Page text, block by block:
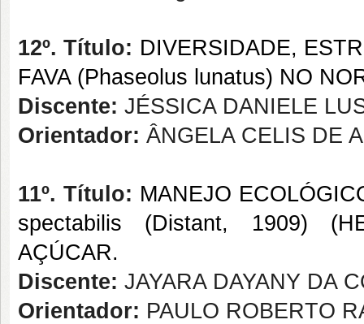
12º. Título: DIVERSIDADE,
FAVA (Phaseolus lunatus) NO
Discente: JÉSSICA DANIELE
Orientador: ÂNGELA CELIS DE
11º. Título: MANEJO
spectabilis (Distant, 1909)
AÇÚCAR.
Discente: JAYARA DAYANY DA
Orientador: PAULO ROBERTO